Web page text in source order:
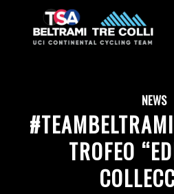
NEWS
TROFEO